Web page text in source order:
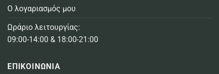
Ο λογαριασμός μου
Ωράριο λειτουργίας:
09:00-14:00 & 18:00-21:00
ΕΠΙΚΟΙΝΩΝΙΑ